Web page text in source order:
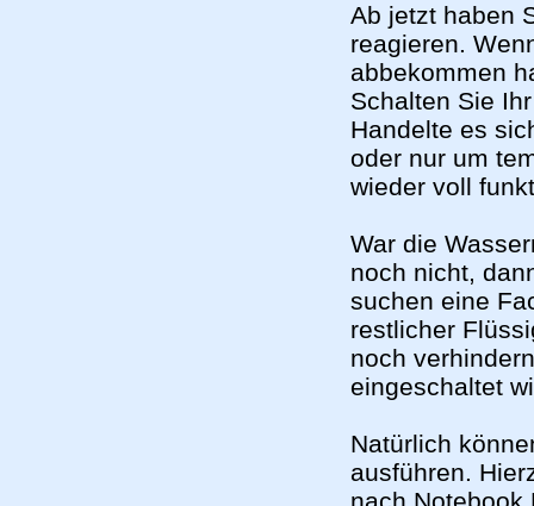
Ab jetzt haben
reagieren.
abbekommen
Schalten Sie
Handelte es
oder nur um
wieder voll
War die
noch nicht,
suchen eine
restlicher
noch
eingeschaltet
Natürlich
ausführen.